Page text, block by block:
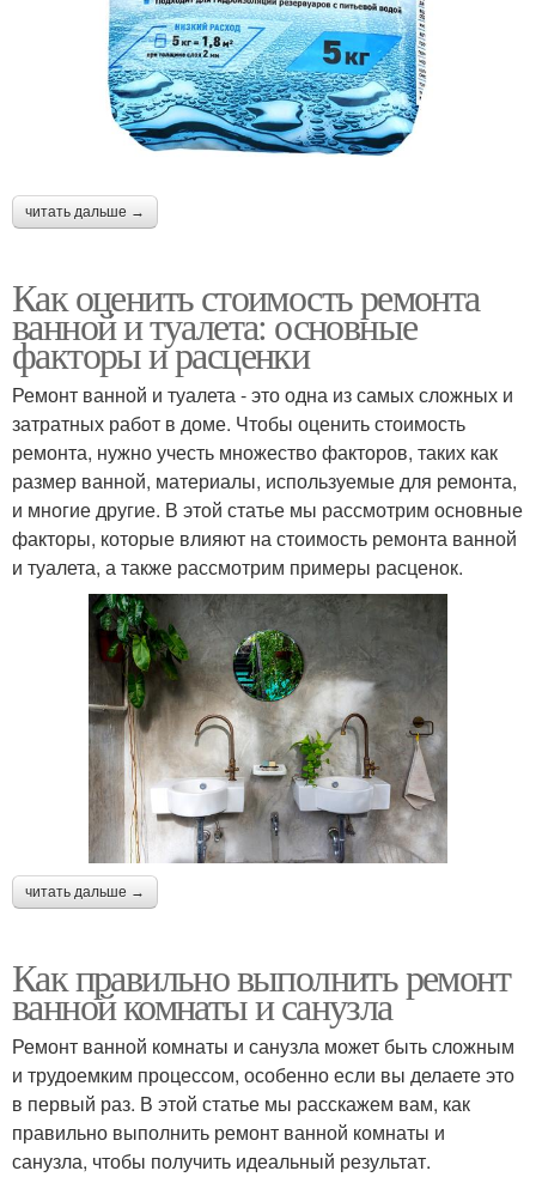
читать дальше →
Как оценить стоимость ремонта
ванной и туалета: основные
факторы и расценки
Ремонт ванной и туалета - это одна из самых сложных и
затратных работ в доме. Чтобы оценить стоимость
ремонта, нужно учесть множество факторов, таких как
размер ванной, материалы, используемые для ремонта,
и многие другие. В этой статье мы рассмотрим основные
факторы, которые влияют на стоимость ремонта ванной
и туалета, а также рассмотрим примеры расценок.
читать дальше →
Как правильно выполнить ремонт
ванной комнаты и санузла
Ремонт ванной комнаты и санузла может быть сложным
и трудоемким процессом, особенно если вы делаете это
в первый раз. В этой статье мы расскажем вам, как
правильно выполнить ремонт ванной комнаты и
санузла, чтобы получить идеальный результат.